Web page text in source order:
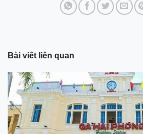
Bài viết liên quan